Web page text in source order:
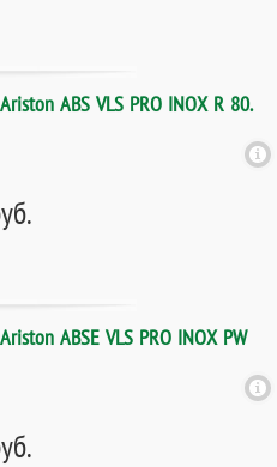
ABS VLS PRO INOX R 80.
ABSE VLS PRO INOX PW